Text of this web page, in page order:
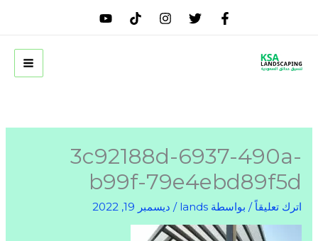
3c92188d-6937-490a-
b99f-79e4ebd89f5d
اترك تعليقاً / بواسطة lands
/ ديسمبر 19, 2022